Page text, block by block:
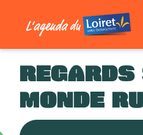
MONDE